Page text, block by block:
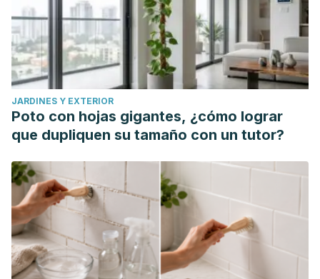
JARDINES Y EXTERIOR
Poto con hojas gigantes, ¿cómo lograr
que dupliquen su tamaño con un tutor?